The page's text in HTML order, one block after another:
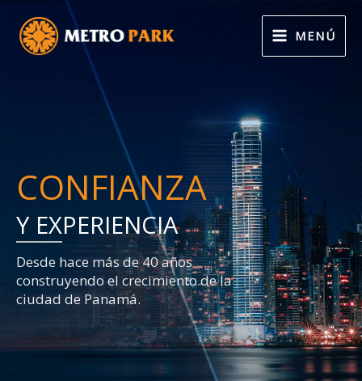
contenido
MENÚ
CONFIANZA
Y EXPERIENCIA
Desde hace más de 40 años
construyendo el crecimiento de la
ciudad de Panamá.